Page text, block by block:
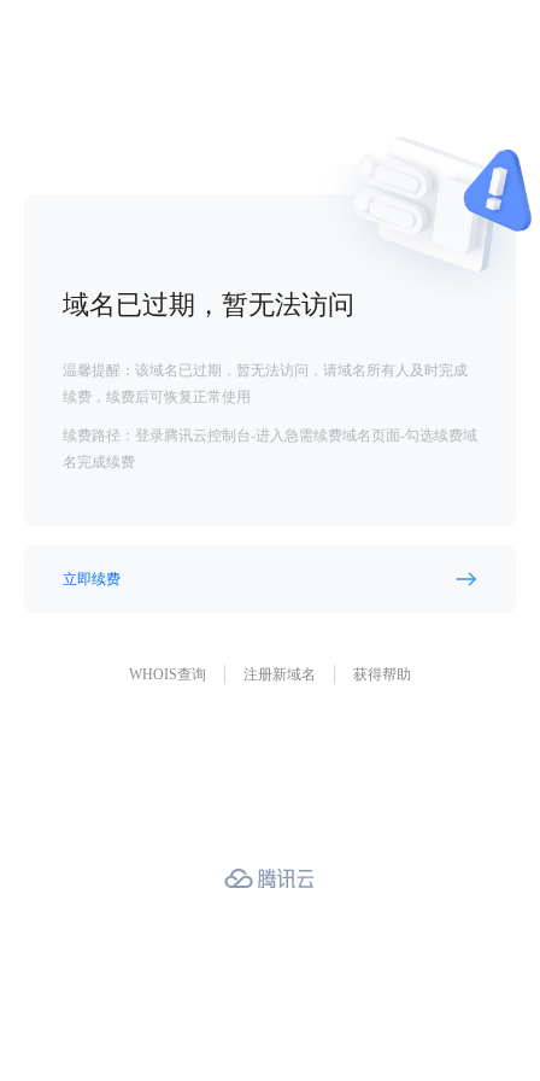
域名已过期，暂无法访问
温馨提醒：该域名已过期，暂无法访问，请域名所有人及时完成
续费，续费后可恢复正常使用
续费路径：登录腾讯云控制台-进入急需续费域名页面-勾选续费域
名完成续费
立即续费
WHOIS查询 注册新域名 获得帮助